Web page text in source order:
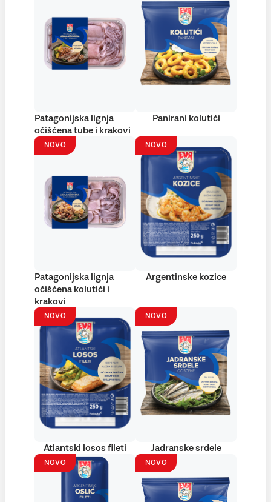
Patagonijska lignja
očišćena tube i krakovi
Panirani kolutići
NOVO
Patagonijska lignja
očišćena kolutići i
krakovi
NOVO
Argentinske kozice
NOVO
Atlantski losos fileti
NOVO
Jadranske srdele
NOVO NOVO